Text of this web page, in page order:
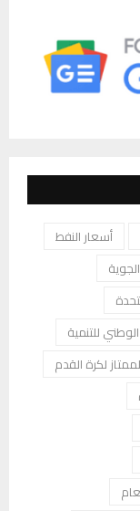
أسعار النفط
للتنمية
لكرة القدم